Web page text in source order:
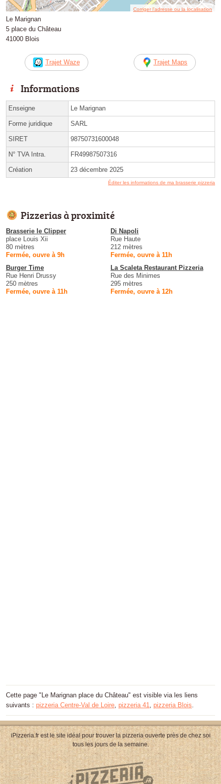
Corriger l’adresse ou la localisation
Le Marignan
5 place du Château
41000 Blois
Trajet Waze Trajet Maps
Informations
Enseigne Le Marignan
Forme juridique SARL
SIRET 98750731600048
N° TVA Intra. FR49987507316
Création 23 décembre 2025
Éditer les informations de ma brasserie pizzeria
Pizzerias à proximité
Brasserie le Clipper
place Louis Xii
80 mètres
Fermée, ouvre à 9h
Di Napoli
Rue Haute
212 mètres
Fermée, ouvre à 11h
Burger Time
Rue Henri Drussy
250 mètres
Fermée, ouvre à 11h
La Scaleta Restaurant Pizzeria
Rue des Minimes
295 mètres
Fermée, ouvre à 12h
Cette page "Le Marignan place du Château" est visible via les liens
suivants : pizzeria Centre-Val de Loire pizzeria 41 pizzeria Blois
iPizzeria.fr est le site idéal pour trouver la pizzeria ouverte près de chez soi
tous les jours de la semaine.